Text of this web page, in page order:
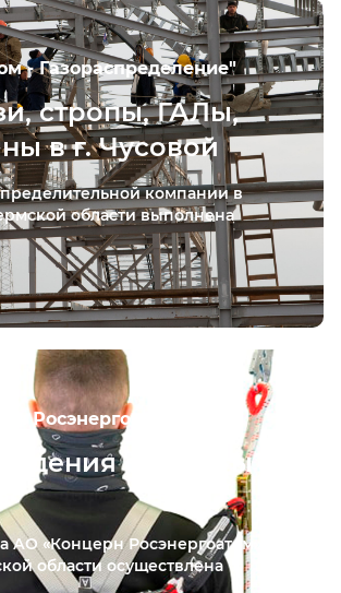
- Газораспределение"
стропы, ГАЛы,
в г. Чусовой
компании в
области выполнена
Росэнергоатом»
падения с высоты в
АО «Концерн Росэнергоатом» в
области осуществлена